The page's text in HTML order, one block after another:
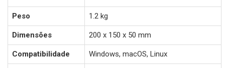
Peso 1.2 kg
Dimensões 200 x 150 x 50 mm
Compatibilidade Windows, macOS, Linux